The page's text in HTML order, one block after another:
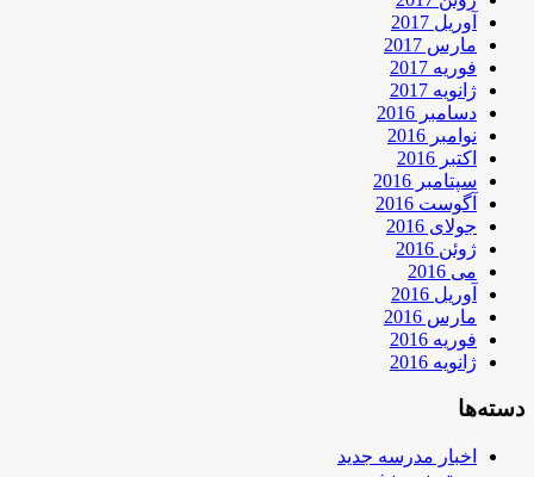
آوریل 2017
مارس 2017
فوریه 2017
ژانویه 2017
دسامبر 2016
نوامبر 2016
اکتبر 2016
سپتامبر 2016
آگوست 2016
جولای 2016
ژوئن 2016
می 2016
آوریل 2016
مارس 2016
فوریه 2016
ژانویه 2016
دسته‌ها
اخبار مدرسه جدید